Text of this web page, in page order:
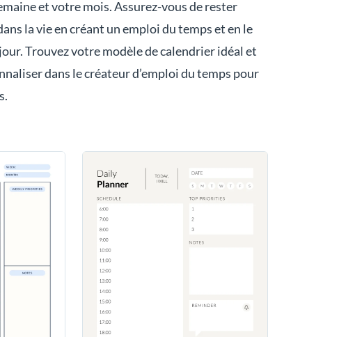
et votre mois. Assurez-vous de rester
la vie en créant un emploi du temps et en le
Trouvez votre modèle de calendrier idéal et
dans le créateur d’emploi du temps pour